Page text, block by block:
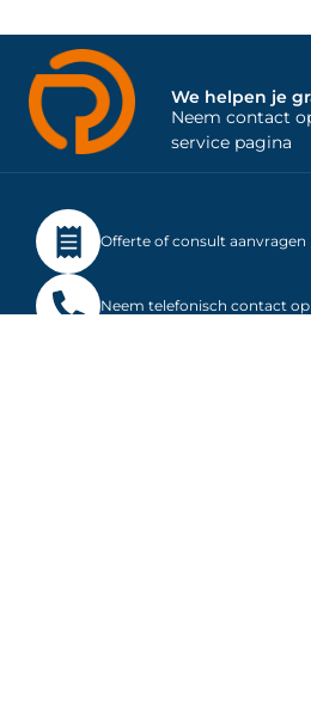
€
We helpen je
Neem contact
service pagina
Offerte of consult aanvragen
Neem telefonisch contact op